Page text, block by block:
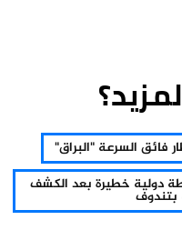
فائق السرعة "البراق"
دولية خطيرة بعد الكشف
بتندوف